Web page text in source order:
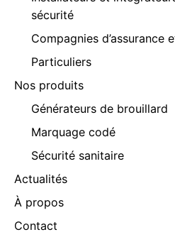
sécurité
Compagnies d’assurance
Particuliers
Nos produits
Générateurs de brouillard
Marquage codé
Sécurité sanitaire
Actualités
À propos
Contact